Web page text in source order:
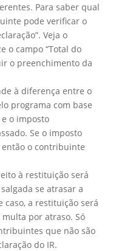
Para saber qual
pode verificar o
Veja o
o campo “Total do
o preenchimento da
à diferença entre o
programa com base
o imposto
Se o imposto
o contribuinte
à restituição será
se atrasar a
caso, a restituição será
por atraso. Só
que não são
do IR.